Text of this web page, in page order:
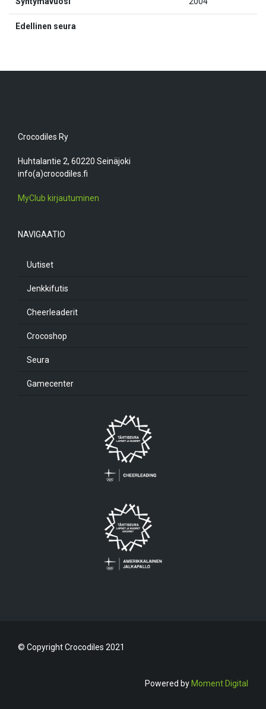
Edellinen seura
Crocodiles Ry
Huhtalantie 2, 60220 Seinäjoki
info(a)crocodiles.fi
MyClub kirjautuminen
NAVIGAATIO
Uutiset
Jenkkifutis
Cheerleaderit
Crocoshop
Seura
Gamecenter
© Copyright Crocodiles 2021
Powered by Moment Digital